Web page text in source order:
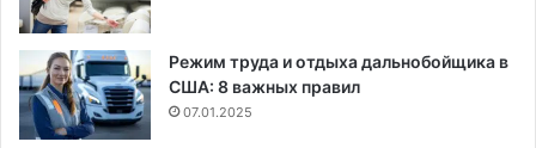
Режим труда и отдыха дальнобойщика в
США: 8 важных правил
07.01.2025